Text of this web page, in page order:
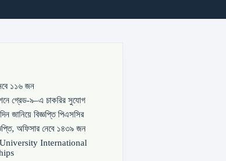
১১৬ জন
গ্রেড-৯–এ চাকরির সুযোগ
জানিয়ে বিজ্ঞপ্তি পিএসসির
অফিসার নেবে ১৪৩৯ জন
International